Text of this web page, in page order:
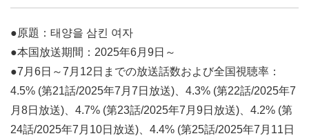
●原題：태양을 삼킨 여자
●本国放送期間：2025年6月9日～
●7月6日～7月12日までの放送話数および全国視聴率：
4.5% (第21話/2025年7月7日放送)、4.3% (第22話/2025年7
月8日放送)、4.7% (第23話/2025年7月9日放送)、4.2% (第
24話/2025年7月10日放送)、4.4% (第25話/2025年7月11日